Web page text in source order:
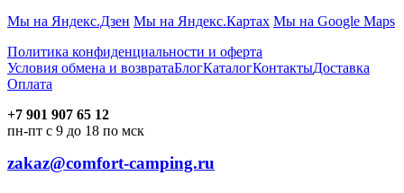
Мы на Яндекс.Дзен Мы на Яндекс.Картах Мы на Google Maps
Политика конфиденциальности и оферта
Условия обмена и возвратаБлогКаталогКонтактыДоставка
Оплата
+7 901 907 65 12
пн-пт с 9 до 18 по мск
zakaz@comfort-camping.ru